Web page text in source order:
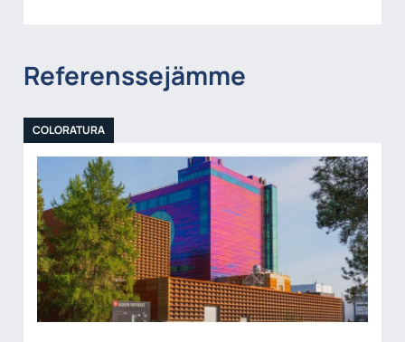
Referenssejämme
COLORATURA